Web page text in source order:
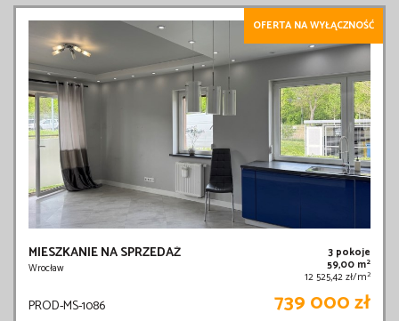
OFERTA NA WYŁĄCZNOŚĆ
MIESZKANIE NA SPRZEDAŻ
Wrocław
3 pokoje
59,00 m2
12 525,42 zł/m2
PROD-MS-1086 739 000 zł